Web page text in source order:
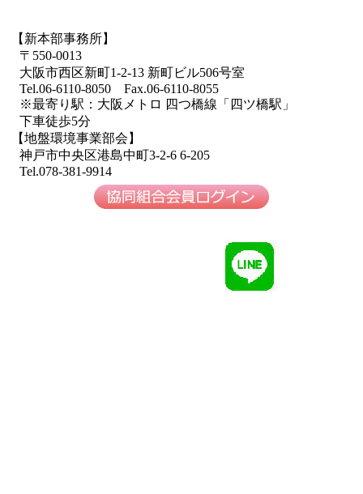
【新本部事務所】
〒550-0013
大阪市西区新町1-2-13 新町ビル506号室
Tel.06-6110-8050 Fax.06-6110-8055
※最寄り駅：大阪メトロ 四つ橋線「四ツ橋駅」
下車徒歩5分
【地盤環境事業部会】
神戸市中央区港島中町3-2-6 6-205
Tel.078-381-9914